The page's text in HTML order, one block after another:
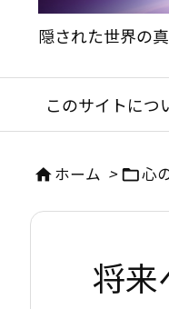
隠された世界の
このサイトにつ
ホーム > 心
将来